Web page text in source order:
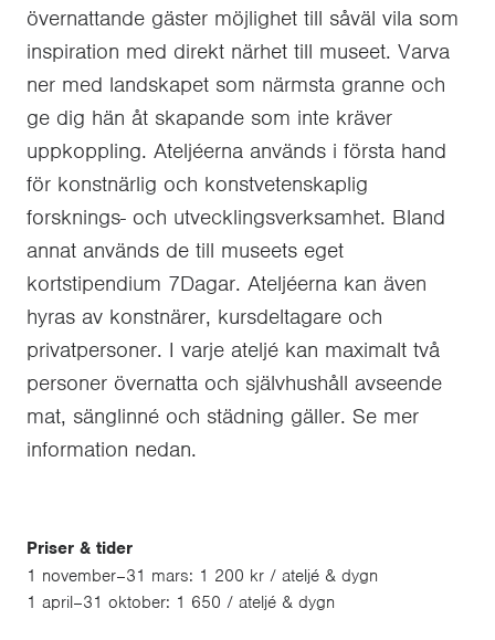
övernattande gäster möjlighet till såväl vila som
inspiration med direkt närhet till museet. Varva
ner med landskapet som närmsta granne och
ge dig hän åt skapande som inte kräver
uppkoppling. Ateljéerna används i första hand
för konstnärlig och konstvetenskaplig
forsknings- och utvecklingsverksamhet. Bland
annat används de till museets eget
kortstipendium 7Dagar. Ateljéerna kan även
hyras av konstnärer, kursdeltagare och
privatpersoner. I varje ateljé kan maximalt två
personer övernatta och självhushåll avseende
mat, sänglinné och städning gäller. Se mer
information nedan.
Priser & tider
1 november–31 mars: 1 200 kr / ateljé & dygn​
1 april–31 oktober: 1 650 / ateljé & dygn